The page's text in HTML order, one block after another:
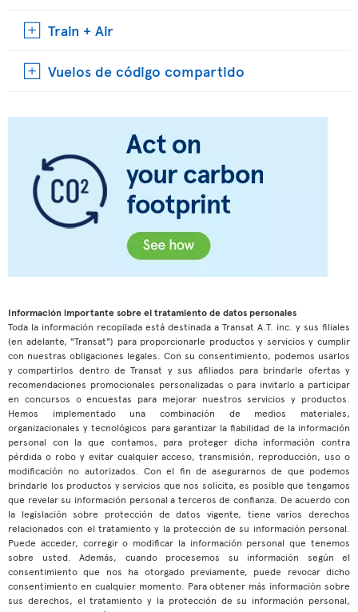
Train + Air
Vuelos de código compartido
Información importante sobre el tratamiento de datos personales
Toda la información recopilada está destinada a Transat A.T. inc. y sus filiales
(en adelante, "Transat") para proporcionarle productos y servicios y cumplir
con nuestras obligaciones legales. Con su consentimiento, podemos usarlos
y compartirlos dentro de Transat y sus afiliados para brindarle ofertas y
recomendaciones promocionales personalizadas o para invitarlo a participar
en concursos o encuestas para mejorar nuestros servicios y productos.
Hemos implementado una combinación de medios materiales,
organizacionales y tecnológicos para garantizar la fiabilidad de la información
personal con la que contamos, para proteger dicha información contra
pérdida o robo y evitar cualquier acceso, transmisión, reproducción, uso o
modificación no autorizados. Con el fin de asegurarnos de que podemos
brindarle los productos y servicios que nos solicita, es posible que tengamos
que revelar su información personal a terceros de confianza. De acuerdo con
la legislación sobre protección de datos vigente, tiene varios derechos
relacionados con el tratamiento y la protección de su información personal.
Puede acceder, corregir o modificar la información personal que tenemos
sobre usted. Además, cuando procesemos su información según el
consentimiento que nos ha otorgado previamente, puede revocar dicho
consentimiento en cualquier momento. Para obtener más información sobre
sus derechos, el tratamiento y la protección de su información personal,